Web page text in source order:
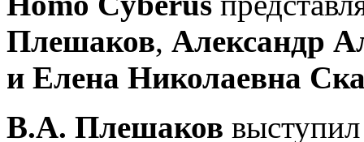
Плешаков, Александр
и Елена Николаевна
В.А. Плешаков